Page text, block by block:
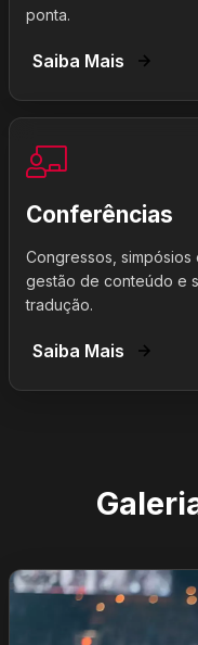
ponta.
Saiba Mais
Conferências
Congressos, simpósios
gestão de conteúdo e
tradução.
Saiba Mais